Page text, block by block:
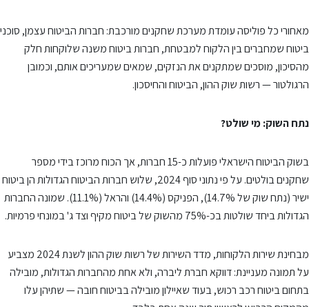
מאחורי כל פוליסה עומדת מערכת שחקנים מורכבת: חברות הביטוח עצמן, סוכני
ביטוח שמחברים בין הלקוח למבטחת, חברות ביטוח משנה שלוקחות חלק
מהסיכון, מוסכים שמתקנים את הנזקים, שמאים שמעריכים אותם, וכמובן
הרגולטור — רשות שוק ההון, הביטוח והחיסכון.
נתח השוק: מי שולט?
בשוק הביטוח הישראלי פועלות כ-15 חברות, אך הכוח מרוכז בידי מספר
שחקנים בולטים. על פי נתוני סוף 2024, שלוש חברות הביטוח הגדולות הן ביטוח
ישיר (נתח שוק של 14.7%), הפניקס (14.4%) והראל (11.1%). שמונה החברות
הגדולות ביחד שולטות בכ-75% מהשוק של ביטוח מקיף וצד ג' במונחי פרמיות.
מבחינת שירות הלקוחות, מדד השירות של רשות שוק ההון לשנת 2024 מצביע
על תמונה מעניינת: דווקא חברת ליברה, ולא אחת מהחברות הגדולות, מובילה
בתחום ביטוח רכב רכוש, בעוד שאיילון מובילה בביטוח חובה — שתיהן עלו